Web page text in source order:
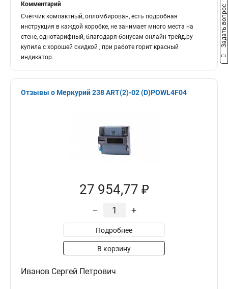
Комментарий
Счётчик компактный, опломбирован, есть подробная
инструкция в каждой коробке, не занимает много места на
стене, однотарифный, благодаря бонусам онлайн трейд.ру
купила с хорошей скидкой , при работе горит красный
индикатор.
Отзывы о Меркурий 238 АRT(2)-02 (D)POWL4F04
27 954,77 ₽
– +
Подробнее
В корзину
Иванов Сергей Петрович
Задать вопрос